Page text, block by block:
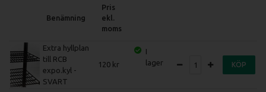
Benämning
Pris
ekl.
moms
Extra hyllplan
till RCB
expo.kyl -
SVART
120
I
lager
KÖP